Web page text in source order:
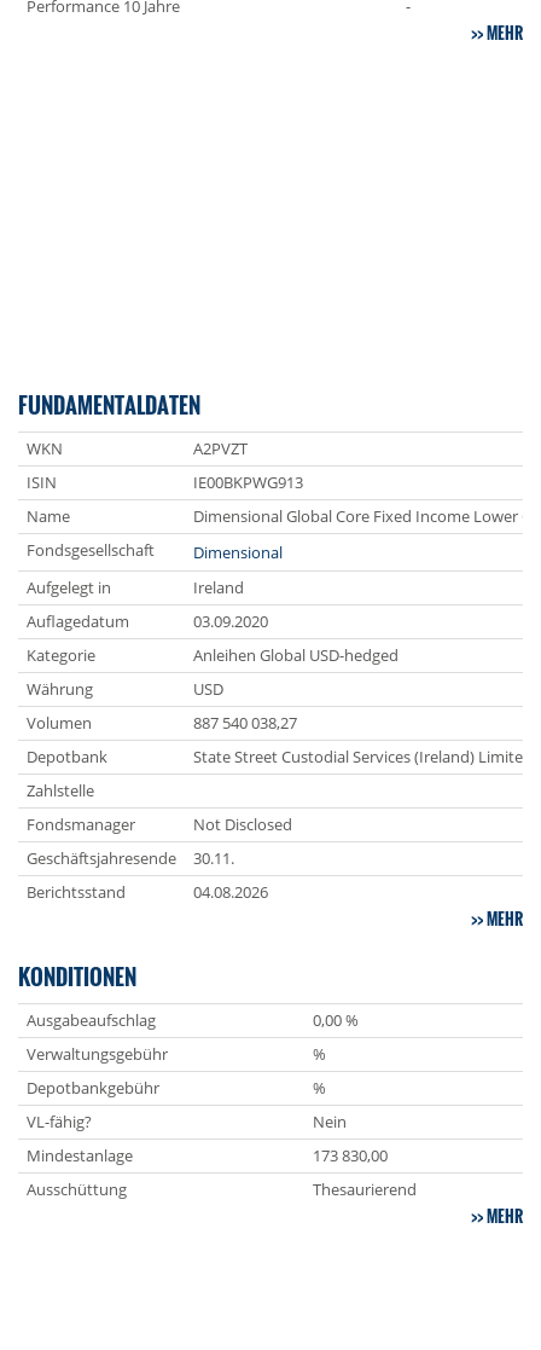
Performance 10 Jahre -
MEHR
FUNDAMENTALDATEN
WKN
A2PVZT
ISIN
IE00BKPWG913
Name
Dimensional Global Core Fixed Income Lower
Fondsgesellschaft
Dimensional
Aufgelegt in
Ireland
Auflagedatum
03.09.2020
Kategorie
Anleihen Global USD-hedged
Währung
USD
Volumen
887 540 038,27
Depotbank
State Street Custodial Services (Ireland) Limited
Zahlstelle
Fondsmanager
Not Disclosed
Geschäftsjahresende
30.11.
Berichtsstand
04.08.2026
MEHR
KONDITIONEN
Ausgabeaufschlag
0,00 %
Verwaltungsgebühr
%
Depotbankgebühr
%
VL-fähig?
Nein
Mindestanlage
173 830,00
Ausschüttung
Thesaurierend
MEHR